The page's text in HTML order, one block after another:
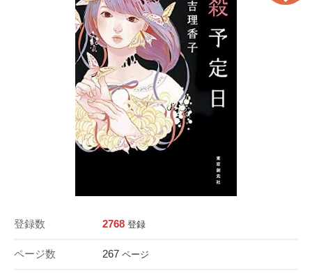
登録数 2768 登録
ページ数 267 ページ